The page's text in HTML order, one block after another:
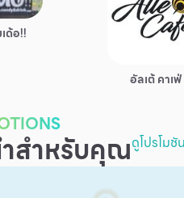
ด้อ!!
อัลเต้ คาเฟ่
สำหรับคุณดูโปรโม